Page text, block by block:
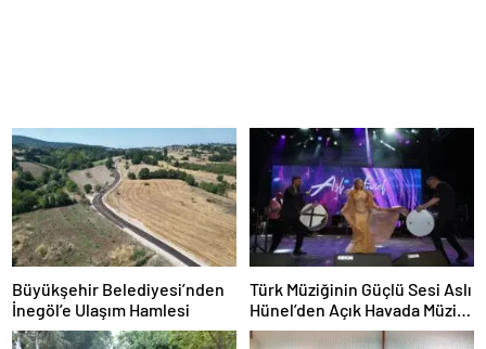
Büyükşehir Belediyesi’nden
İnegöl’e Ulaşım Hamlesi
Türk Müziğinin Güçlü Sesi Aslı
Hünel’den Açık Havada Müzik
Ziyafeti